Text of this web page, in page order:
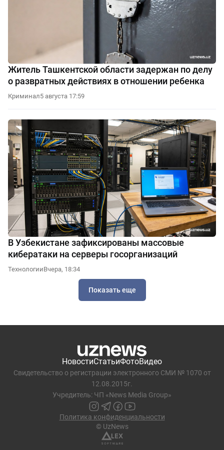
Житель Ташкентской области задержан по делу
о развратных действиях в отношении ребенка
Криминал5 августа 17:59
В Узбекистане зафиксированы массовые
кибератаки на серверы госорганизаций
ТехнологииВчера, 18:34
Показать еще
НовостиСтатьиФотоВидео
Свидетельство о регистрации электронного СМИ № 1070 от
12.08.2015г.
Учредитель: ЧП «News Media Group»
Политика конфиденциальности
© UzNews